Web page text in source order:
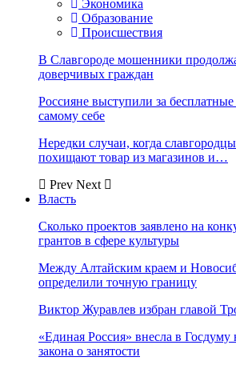
Экономика
Образование
Происшествия
В Славгороде мошенники
доверчивых граждан
Россияне выступили за
самому себе
Нередки случаи, когда
похищают товар из магазинов и…
Prev Next
Власть
Сколько проектов заявлено на
грантов в сфере культуры
Между Алтайским краем и
определили точную границу
Виктор Журавлев избран главой
«Единая Россия» внесла в
закона о занятости